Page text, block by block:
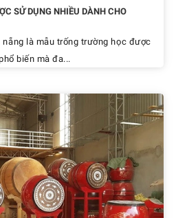
SỬ DỤNG NHIỀU DÀNH CHO
là mẫu trống trường học được
biến mà đa...